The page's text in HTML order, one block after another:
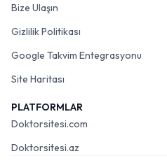
Bize Ulaşın
Gizlilik Politikası
Google Takvim Entegrasyonu
Site Haritası
PLATFORMLAR
Doktorsitesi.com
Doktorsitesi.az